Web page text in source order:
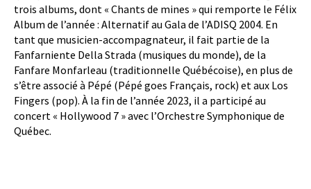
trois albums, dont « Chants de mines » qui remporte le Félix
Album de l’année : Alternatif au Gala de l’ADISQ 2004. En
tant que musicien-accompagnateur, il fait partie de la
Fanfarniente Della Strada (musiques du monde), de la
Fanfare Monfarleau (traditionnelle Québécoise), en plus de
s’être associé à Pépé (Pépé goes Français, rock) et aux Los
Fingers (pop). À la fin de l’année 2023, il a participé au
concert « Hollywood 7 » avec l’Orchestre Symphonique de
Québec.